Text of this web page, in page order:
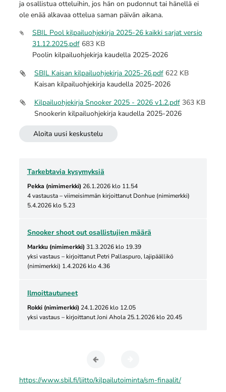
ja osallistua otteluihin, jos hän on pudonnut tai hänellä ei
ole enää alkavaa ottelua saman päivän aikana.
SBIL Pool kilpailuohjekirja 2025-26 kaikki sarjat versio
31.12.2025.pdf 683 KB
Poolin kilpailuohjekirja kaudella 2025-2026
SBIL Kaisan kilpailuohjekirja 2025-26.pdf 622 KB
Kaisan kilpailuohjekirja kaudella 2025-2026
Kilpailuohjekirja Snooker 2025 - 2026 v1.2.pdf 363 KB
Snookerin kilpailuohjekirja kaudella 2025-2026
Aloita uusi keskustelu
Tarkebtavia kysymyksiä
Pekka (nimimerkki) 26.1.2026 klo 11.54
4 vastausta–viimeisimmän kirjoittanut Donhue (nimimerkki)
5.4.2026 klo 5.23
Snooker shoot out osallistujien määrä
Markku (nimimerkki) 31.3.2026 klo 19.39
yksi vastaus– kirjoittanut Petri Pallaspuro, lajipäällikö
(nimimerkki) 1.4.2026 klo 4.36
Ilmoittautuneet
Rokki (nimimerkki) 24.1.2026 klo 12.05
yksi vastaus– kirjoittanut Joni Ahola 25.1.2026 klo 20.45
https://www.sbil.fi/liitto/kilpailutoiminta/sm-finaalit/